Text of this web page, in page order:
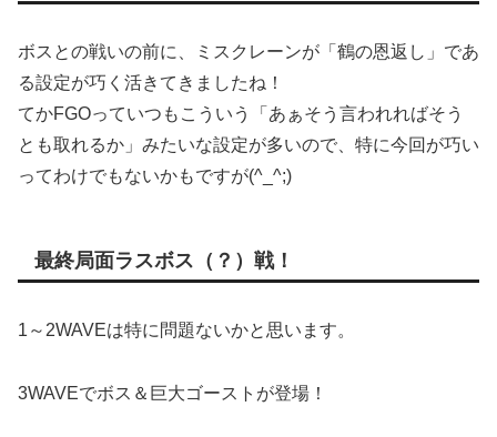
ボスとの戦いの前に、ミスクレーンが「鶴の恩返し」であ
る設定が巧く活きてきましたね！
てかFGOっていつもこういう「あぁそう言われればそう
とも取れるか」みたいな設定が多いので、特に今回が巧い
ってわけでもないかもですが(^_^;)
最終局面ラスボス（？）戦！
1～2WAVEは特に問題ないかと思います。
3WAVEでボス＆巨大ゴーストが登場！